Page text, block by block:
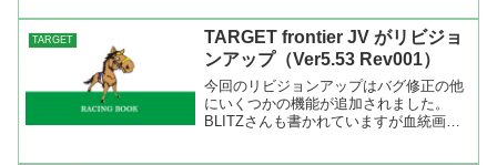
ので３歳戦の重賞や補正タイムの低い馬
同士のレースなどは基準...
TARGET
TARGET frontier JV がリビジョ
ンアップ（Ver5.53 Rev001）
今回のリビジョンアップはバグ修正の他
にいくつかの機能が追加されました。
BLITZさんも書かれていますが血統画面